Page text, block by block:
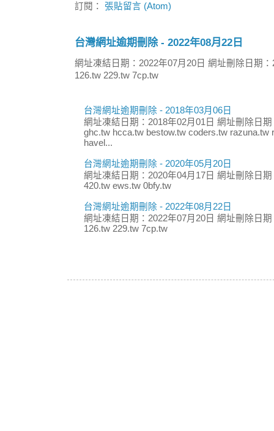
訂閱： 張貼留言 (Atom)
台灣網址逾期刪除 - 2022年08月22日
網址凍結日期：2022年07月20日 網址刪除日期
126.tw 229.tw 7cp.tw
台灣網址逾期刪除 - 2018年03月06日
網址凍結日期：2018年02月01日 網址刪除日
ghc.tw hcca.tw bestow.tw coders.tw razuna.tw
havel...
台灣網址逾期刪除 - 2020年05月20日
網址凍結日期：2020年04月17日 網址刪除日
420.tw ews.tw 0bfy.tw
台灣網址逾期刪除 - 2022年08月22日
網址凍結日期：2022年07月20日 網址刪除日
126.tw 229.tw 7cp.tw